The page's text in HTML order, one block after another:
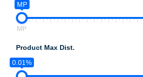
MP
MP
Product Max Dist.
0.01%